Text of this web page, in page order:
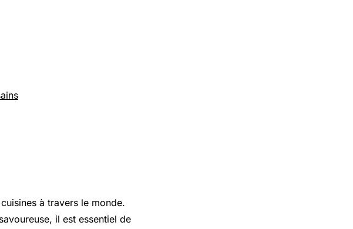
à travers le monde.
il est essentiel de